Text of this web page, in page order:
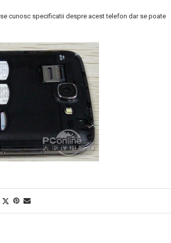
cunosc specificatii despre acest telefon dar se poate